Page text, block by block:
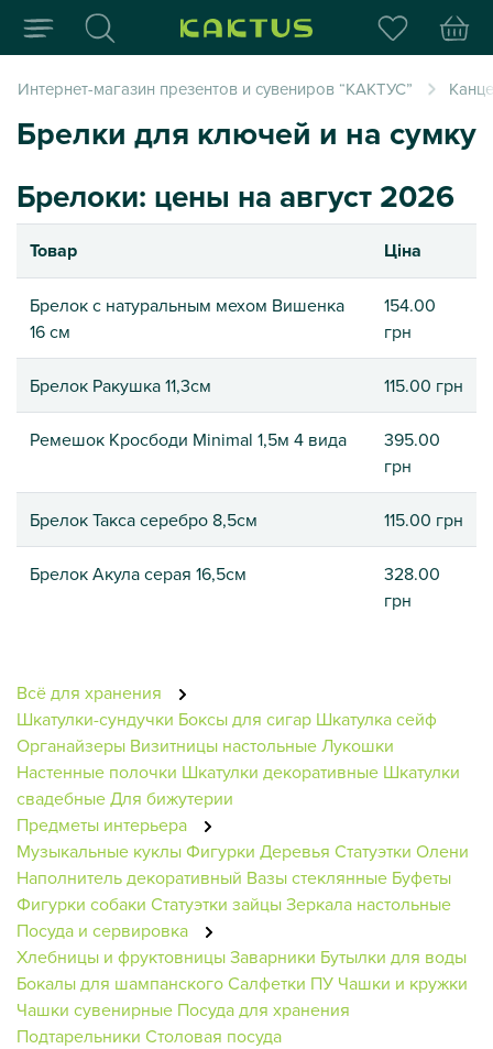
Интернет-магазин
Интернет-магазин презентов и сувениров “КАКТУС”
Брелки для ключей и на сумку
Брелоки: цены на август 2026
Товар Ціна
Брелок с натуральным мехом Вишенка
16 см
154.00
грн
Брелок Ракушка 11,3см 115.00 грн
Ремешок Кросбоди Minimal 1,5м 4 вида
395.00
грн
Брелок Такса серебро 8,5см 115.00 грн
Брелок Акула серая 16,5см
328.00
грн
Всё для хранения
Шкатулки-сундучки Боксы для сигар Шкатулка сейф
Органайзеры Визитницы настольныеЛукошки
Настенные полочки Шкатулки декоративные Шкатулки
свадебныеДля бижутерии
Предметы интерьера
Музыкальные куклыФигурки Деревья Статуэтки Олени
Наполнитель декоративный Вазы стеклянные Буфеты
Фигурки собаки Статуэтки зайцыЗеркала настольные
Посуда и сервировка
Хлебницы и фруктовницыЗаварники Бутылки для воды
Бокалы для шампанскогоСалфетки ПУ Чашки и кружки
Чашки сувенирные Посуда для хранения
Подтарельники Столовая посуда